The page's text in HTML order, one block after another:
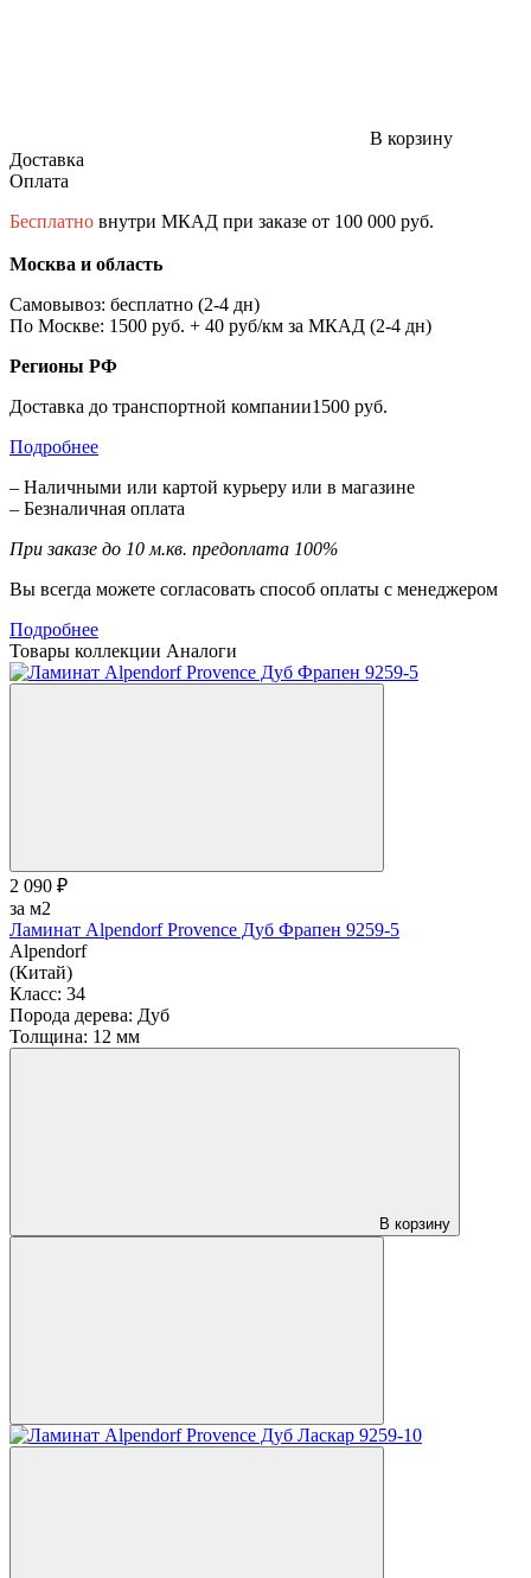
В корзину
Доставка
Оплата
Бесплатно внутри МКАД при заказе от 100 000 руб.
Москва и область
Самовывоз: бесплатно (2-4 дн)
По Москве: 1500 руб. + 40 руб/км за МКАД (2-4 дн)
Регионы РФ
Доставка до транспортной компании1500 руб.
Подробнее
– Наличными или картой курьеру или в магазине
– Безналичная оплата
При заказе до 10 м.кв. предоплата 100%
Вы всегда можете согласовать способ оплаты с менеджером
Подробнее
Товары коллекции Аналоги
2 090 ₽
за м2
Ламинат Alpendorf Provence Дуб Фрапен 9259-5
Alpendorf
(Китай)
Класс: 34
Порода дерева: Дуб
Толщина: 12 мм
В корзину